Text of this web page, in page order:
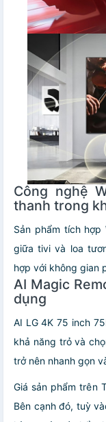
Công nghệ
thanh trong
Sản phẩm tích hợp
giữa tivi và loa
hợp với không gian
AI Magic
dụng
AI LG 4K 75 inch
khả năng trỏ và
trở nên nhanh gọn
Giá sản phẩm trên
Bên cạnh đó, tuỳ